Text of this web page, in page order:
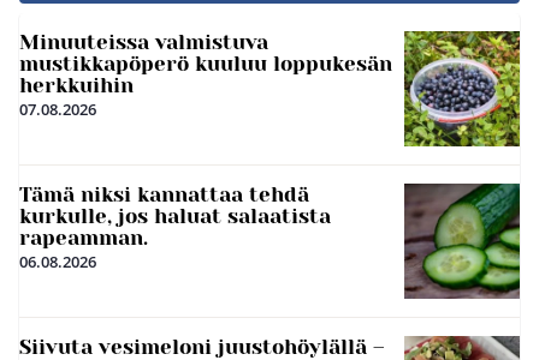
Minuuteissa valmistuva
mustikkapöperö kuuluu loppukesän
herkkuihin
07.08.2026
Tämä niksi kannattaa tehdä
kurkulle, jos haluat salaatista
rapeamman.
06.08.2026
Siivuta vesimeloni juustohöylällä –